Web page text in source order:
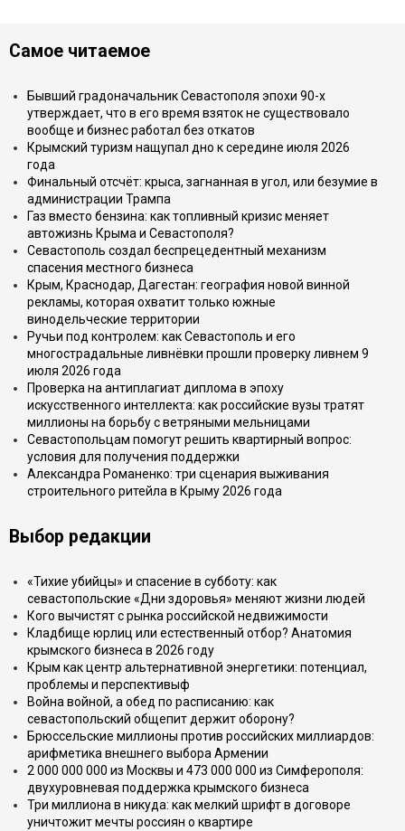
Самое читаемое
Бывший градоначальник Севастополя эпохи 90-х
утверждает, что в его время взяток не существовало
вообще и бизнес работал без откатов
Крымский туризм нащупал дно к середине июля 2026
года
Финальный отсчёт: крыса, загнанная в угол, или безумие в
администрации Трампа
Газ вместо бензина: как топливный кризис меняет
автожизнь Крыма и Севастополя?
Севастополь создал беспрецедентный механизм
спасения местного бизнеса
Крым, Краснодар, Дагестан: география новой винной
рекламы, которая охватит только южные
винодельческие территории
Ручьи под контролем: как Севастополь и его
многострадальные ливнёвки прошли проверку ливнем 9
июля 2026 года
Проверка на антиплагиат диплома в эпоху
искусственного интеллекта: как российские вузы тратят
миллионы на борьбу с ветряными мельницами
Севастопольцам помогут решить квартирный вопрос:
условия для получения поддержки
Александра Романенко: три сценария выживания
строительного ритейла в Крыму 2026 года
Выбор редакции
«Тихие убийцы» и спасение в субботу: как
севастопольские «Дни здоровья» меняют жизни людей
Кого вычистят с рынка российской недвижимости
Кладбище юрлиц или естественный отбор? Анатомия
крымского бизнеса в 2026 году
Крым как центр альтернативной энергетики: потенциал,
проблемы и перспективыф
Война войной, а обед по расписанию: как
севастопольский общепит держит оборону?
Брюссельские миллионы против российских миллиардов:
арифметика внешнего выбора Армении
2 000 000 000 из Москвы и 473 000 000 из Симферополя:
двухуровневая поддержка крымского бизнеса
Три миллиона в никуда: как мелкий шрифт в договоре
уничтожит мечты россиян о квартире